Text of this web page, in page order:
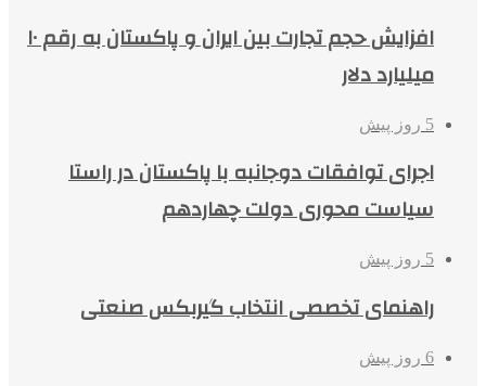
افزایش حجم تجارت بین ایران و پاکستان به رقم ۱۰
میلیارد دلار
5 روز پیش
اجرای توافقات دوجانبه با پاکستان در راستا
سیاست محوری دولت چهاردهم
5 روز پیش
راهنمای تخصصی انتخاب گیربکس صنعتی
6 روز پیش